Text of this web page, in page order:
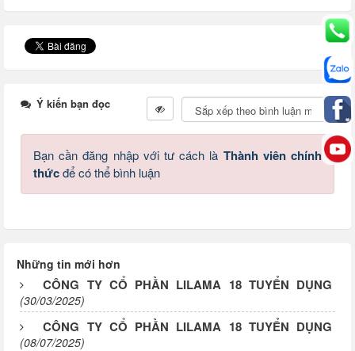
Ý kiến bạn đọc
Bạn cần đăng nhập với tư cách là Thành viên chính
thứcđể có thể bình luận
Những tin mới hơn
CÔNG TY CỔ PHẦN LILAMA 18 TUYỂN DỤNG
(30/03/2025)
CÔNG TY CỔ PHẦN LILAMA 18 TUYỂN DỤNG
(08/07/2025)